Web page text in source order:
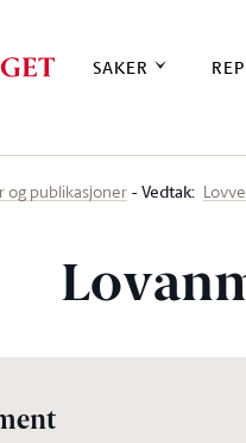
SAKER
og publikasjoner Vedtak: